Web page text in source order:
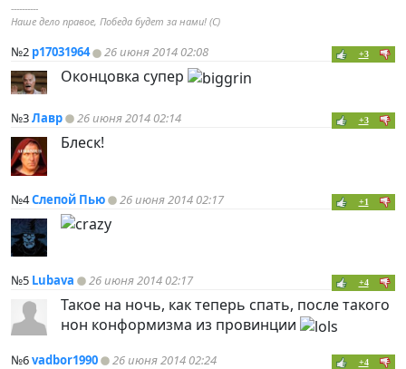
----------
Наше дело правое, Победа будет за нами! (С)
№2 p17031964 26 июня 2014 02:08 +3
Оконцовка супер
№3Лавр 26 июня 2014 02:14 +3
Блеск!
№4Слепой Пью 26 июня 2014 02:17 +1
№5 Lubava 26 июня 2014 02:17 +4
Такое на ночь, как теперь спать, после такого
нон конформизма из провинции
№6vadbor1990 26 июня 2014 02:24 +4